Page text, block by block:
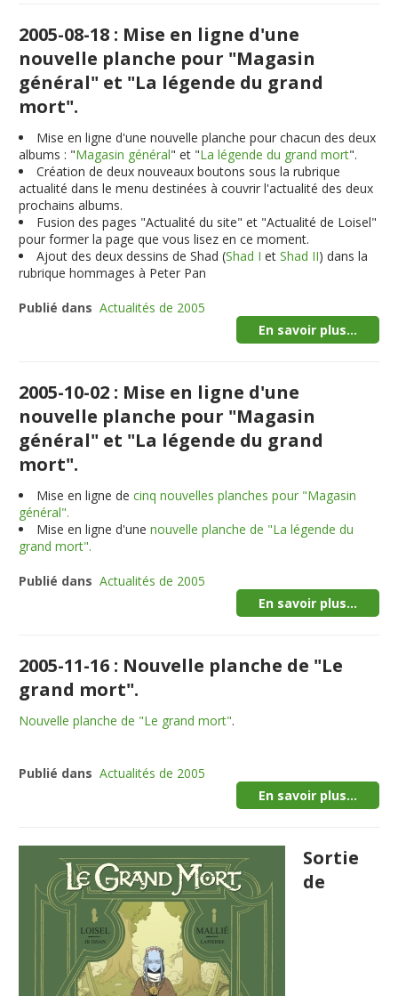
2005-08-18 : Mise en ligne d'une
nouvelle planche pour "Magasin
général" et "La légende du grand
mort".
Mise en ligne d'une nouvelle planche pour chacun des deux
albums : "Magasin général" et "La légende du grand mort".
Création de deux nouveaux boutons sous la rubrique
actualité dans le menu destinées à couvrir l'actualité des deux
prochains albums.
Fusion des pages "Actualité du site" et "Actualité de Loisel"
pour former la page que vous lisez en ce moment.
Ajout des deux dessins de Shad (Shad I etShad II) dans la
rubrique hommages à Peter Pan
Publié dans Actualités de 2005
En savoir plus...
2005-10-02 : Mise en ligne d'une
nouvelle planche pour "Magasin
général" et "La légende du grand
mort".
Mise en ligne decinq nouvelles planches pour "Magasin
général".
Mise en ligne d'unenouvelle planche de "La légende du
grand mort".
Publié dans Actualités de 2005
En savoir plus...
2005-11-16 : Nouvelle planche de "Le
grand mort".
Nouvelle planche de "Le grand mort".
Publié dans Actualités de 2005
En savoir plus...
Sortie
de